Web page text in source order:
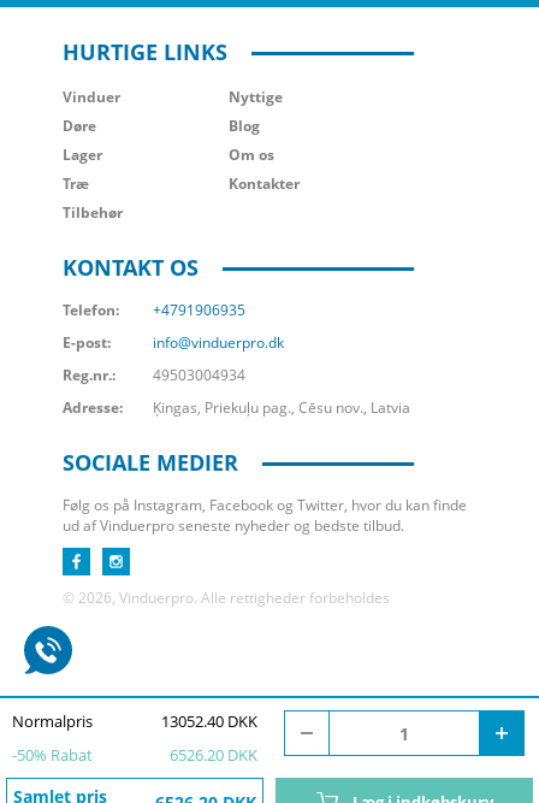
Normalpris
13052.40 DKK
-50% Rabat 6526.20 DKK
Samlet pris
HURTIGE LINKS
Vinduer
Døre
Lager
Træ
Tilbehør
Nyttige
Blog
Om os
Kontakter
KONTAKT OS
Telefon:
+4791906935
E-post:
info@vinduerpro.dk
Reg.nr.:
49503004934
Adresse:
Ķingas, Priekuļu pag., Cēsu nov., Latvia
SOCIALE MEDIER
Følg os på Instagram, Facebook og Twitter, hvor du kan finde
ud af Vinduerpro seneste nyheder og bedste tilbud.
© 2026, Vinduerpro. Alle rettigheder forbeholdes